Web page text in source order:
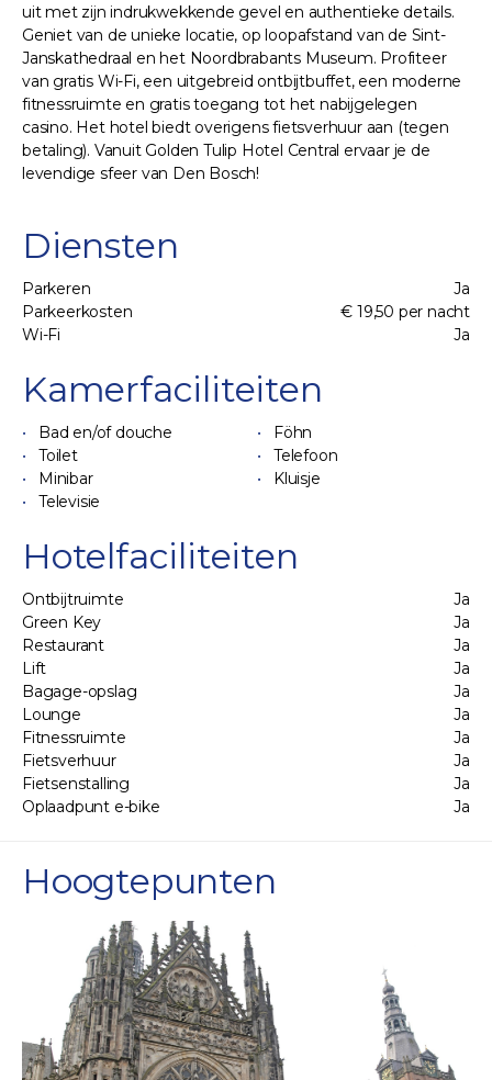
uit met zijn indrukwekkende gevel en authentieke details.
Geniet van de unieke locatie, op loopafstand van de Sint-
Janskathedraal en het Noordbrabants Museum. Profiteer
van gratis Wi-Fi, een uitgebreid ontbijtbuffet, een moderne
fitnessruimte en gratis toegang tot het nabijgelegen
casino. Het hotel biedt overigens fietsverhuur aan (tegen
betaling). Vanuit Golden Tulip Hotel Central ervaar je de
levendige sfeer van Den Bosch!
Diensten
Parkeren
Ja
Parkeerkosten
€ 19,50 per nacht
Wi-Fi
Ja
Kamerfaciliteiten
Bad en/of douche
Föhn
Toilet
Telefoon
Minibar
Kluisje
Televisie
Hotelfaciliteiten
Ontbijtruimte
Ja
Green Key
Ja
Restaurant
Ja
Lift
Ja
Bagage-opslag
Ja
Lounge
Ja
Fitnessruimte
Ja
Fietsverhuur
Ja
Fietsenstalling
Ja
Oplaadpunt e-bike
Ja
Hoogtepunten